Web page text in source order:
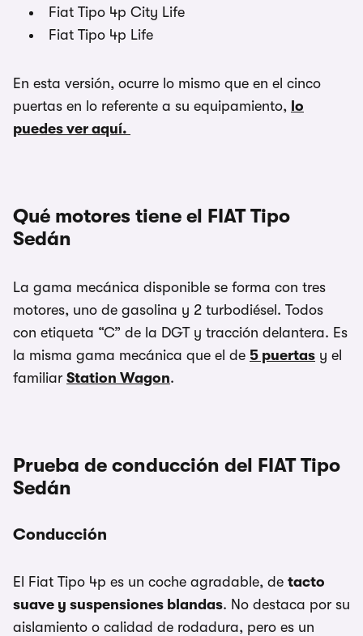
Fiat Tipo 4p City Life
Fiat Tipo 4p Life
En esta versión, ocurre lo mismo que en el cinco
puertas en lo referente a su equipamiento, lo
puedes ver aquí.
Qué motores tiene el FIAT Tipo
Sedán
La gama mecánica disponible se forma con tres
motores, uno de gasolina y 2 turbodiésel. Todos
con etiqueta “C” de la DGT y tracción delantera. Es
la misma gama mecánica que el de 5 puertas y el
familiar Station Wagon.
Prueba de conducción del FIAT Tipo
Sedán
Conducción
El Fiat Tipo 4p es un coche agradable, de tacto
suave y suspensiones blandas. No destaca por su
aislamiento o calidad de rodadura, pero es un